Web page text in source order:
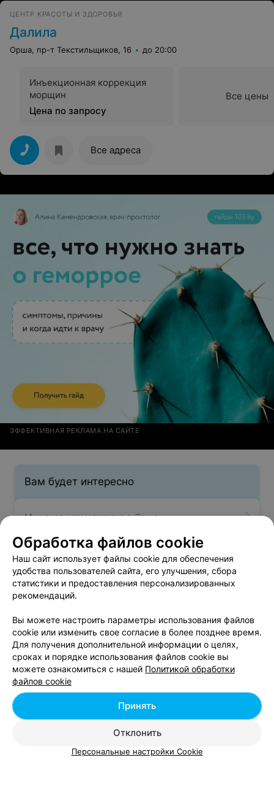
ЦЕНТР КРАСОТЫ И ЗДОРОВЬЯ
Далила
Орша, пр-т Текстильщиков, 16 до 20:00
Инъекционная коррекция
морщин
Цена по запросу
Все цены
Все адреса
ЭФФЕКТИВНАЯ РЕКЛАМА НА САЙТЕ
Вам будет интересно
Мужская косметология в Орше
Плазмотерапия в Орше
Мезотерапия в Орше
Добавить компанию
Добавить специалиста
Обработка файлов cookie
Наш сайт использует файлы cookie для обеспечения
удобства пользователей сайта, его улучшения, сбора
статистики и предоставления персонализированных
рекомендаций.
Вы можете настроить параметры использования файлов
cookie или изменить свое согласие в более позднее время.
Для получения дополнительной информации о целях,
сроках и порядке использования файлов cookie вы
можете ознакомиться с нашей Политикой обработки
файлов cookie
Отклонить
Принять
Персональные настройки Cookie